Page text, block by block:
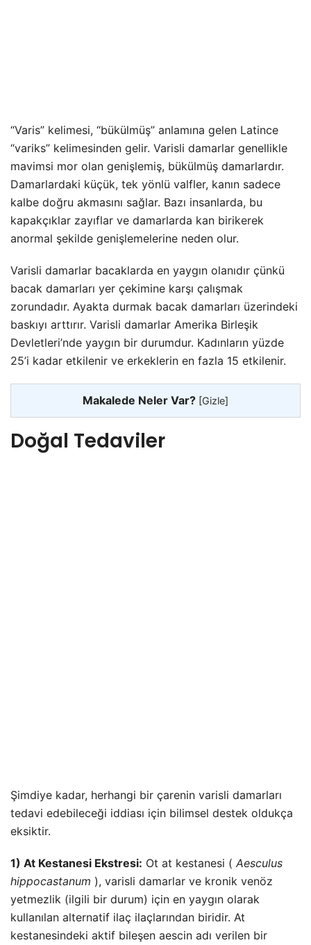
“Varis” kelimesi, “bükülmüş” anlamına gelen Latince
“variks” kelimesinden gelir. Varisli damarlar genellikle
mavimsi mor olan genişlemiş, bükülmüş damarlardır.
Damarlardaki küçük, tek yönlü valfler, kanın sadece
kalbe doğru akmasını sağlar. Bazı insanlarda, bu
kapakçıklar zayıflar ve damarlarda kan birikerek
anormal şekilde genişlemelerine neden olur.
Varisli damarlar bacaklarda en yaygın olanıdır çünkü
bacak damarları yer çekimine karşı çalışmak
zorundadır. Ayakta durmak bacak damarları üzerindeki
baskıyı arttırır. Varisli damarlar Amerika Birleşik
Devletleri’nde yaygın bir durumdur. Kadınların yüzde
25’i kadar etkilenir ve erkeklerin en fazla 15 etkilenir.
Makalede Neler Var? [Gizle]
Doğal Tedaviler
Şimdiye kadar, herhangi bir çarenin varisli damarları
tedavi edebileceği iddiası için bilimsel destek oldukça
eksiktir.
1) At Kestanesi Ekstresi: Ot at kestanesi ( Aesculus
hippocastanum ), varisli damarlar ve kronik venöz
yetmezlik (ilgili bir durum) için en yaygın olarak
kullanılan alternatif ilaç ilaçlarından biridir. At
kestanesindeki aktif bileşen aescin adı verilen bir